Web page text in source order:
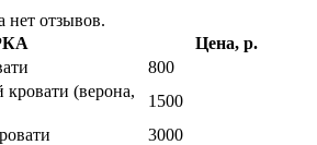
нет отзывов.
Цена, р.
800
(верона,
1500
3000